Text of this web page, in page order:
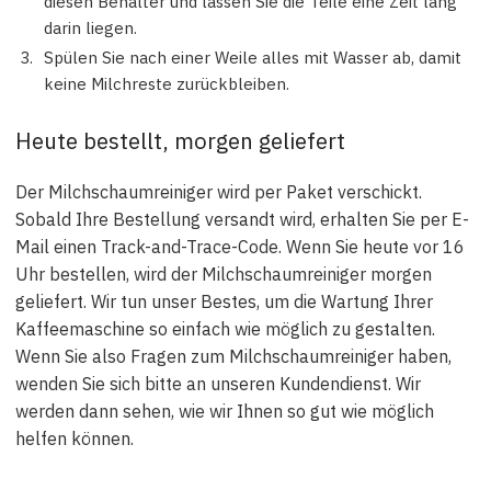
darin liegen.
Spülen Sie nach einer Weile alles mit Wasser ab, damit
keine Milchreste zurückbleiben.
Heute bestellt, morgen geliefert
Der Milchschaumreiniger wird per Paket verschickt.
Sobald Ihre Bestellung versandt wird, erhalten Sie per E-
Mail einen Track-and-Trace-Code. Wenn Sie heute vor 16
Uhr bestellen, wird der Milchschaumreiniger morgen
geliefert. Wir tun unser Bestes, um die Wartung Ihrer
Kaffeemaschine so einfach wie möglich zu gestalten.
Wenn Sie also Fragen zum Milchschaumreiniger haben,
wenden Sie sich bitte an unseren Kundendienst. Wir
werden dann sehen, wie wir Ihnen so gut wie möglich
helfen können.